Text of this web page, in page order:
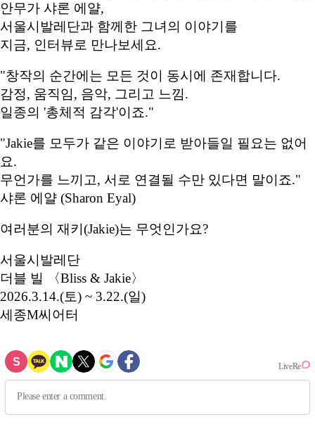
안무가 샤론 에얄,
서울시발레단과 함께한 그녀의 이야기를
지금, 인터뷰로 만나보세요.
"창작의 순간에는 모든 것이 동시에 존재합니다.
감정, 움직임, 음악, 그리고 느낌.
일종의 '총체적 감각'이죠."
"Jakie를 모두가 같은 이야기로 받아들일 필요는 없어
요.
무언가를 느끼고, 서로 연결될 수만 있다면 말이죠."
샤론 에얄 (Sharon Eyal)
여러분의 재키(Jakie)는 무엇인가요?
서울시발레단
더블 빌 〈Bliss & Jakie〉
2026.3.14.(토) ~ 3.22.(일)
세종M씨어터